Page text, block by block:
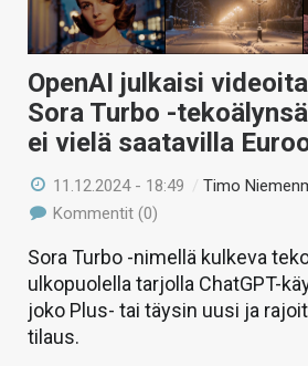
OpenAI julkaisi
Sora Turbo -
ei vielä saatavilla
11.12.2024 - 18:49 /Timo
Kommentit (0)
Sora Turbo -nimellä kulkeva
ulkopuolella tarjolla ChatGPT-
joko Plus- tai täysin uusi ja
tilaus.